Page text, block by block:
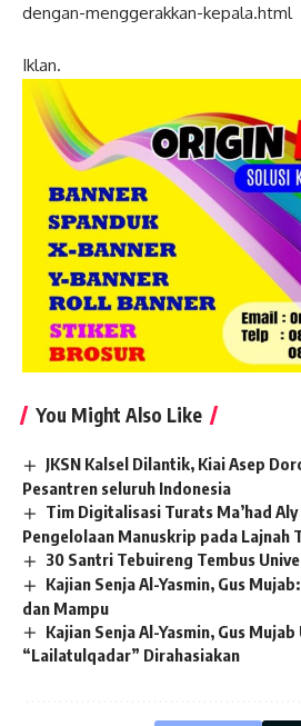
dengan-menggerakkan-kepala.html
Iklan.
You Might Also Like
JKSN Kalsel Dilantik, Kiai Asep
Pesantren seluruh Indonesia
Tim Digitalisasi Turats Ma’had
Pengelolaan Manuskrip pada Lajnah
30 Santri Tebuireng Tembus
Kajian Senja Al-Yasmin, Gus
dan Mampu
Kajian Senja Al-Yasmin, Gus
“Lailatulqadar” Dirahasiakan